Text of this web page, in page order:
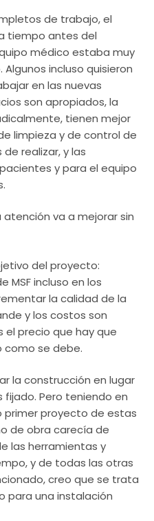
de trabajo, el
tiempo antes del
médico estaba muy
incluso quisieron
en las nuevas
son apropiados, la
tienen mejor
limpieza y de control de
realizar, y las
y para el equipo
atención va a mejorar sin
del proyecto:
MSF incluso en los
la calidad de la
y los costos son
precio que hay que
como se debe.
la construcción en lugar
Pero teniendo en
primer proyecto de estas
de obra carecía de
las herramientas y
y de todas las otras
creo que se trata
para una instalación